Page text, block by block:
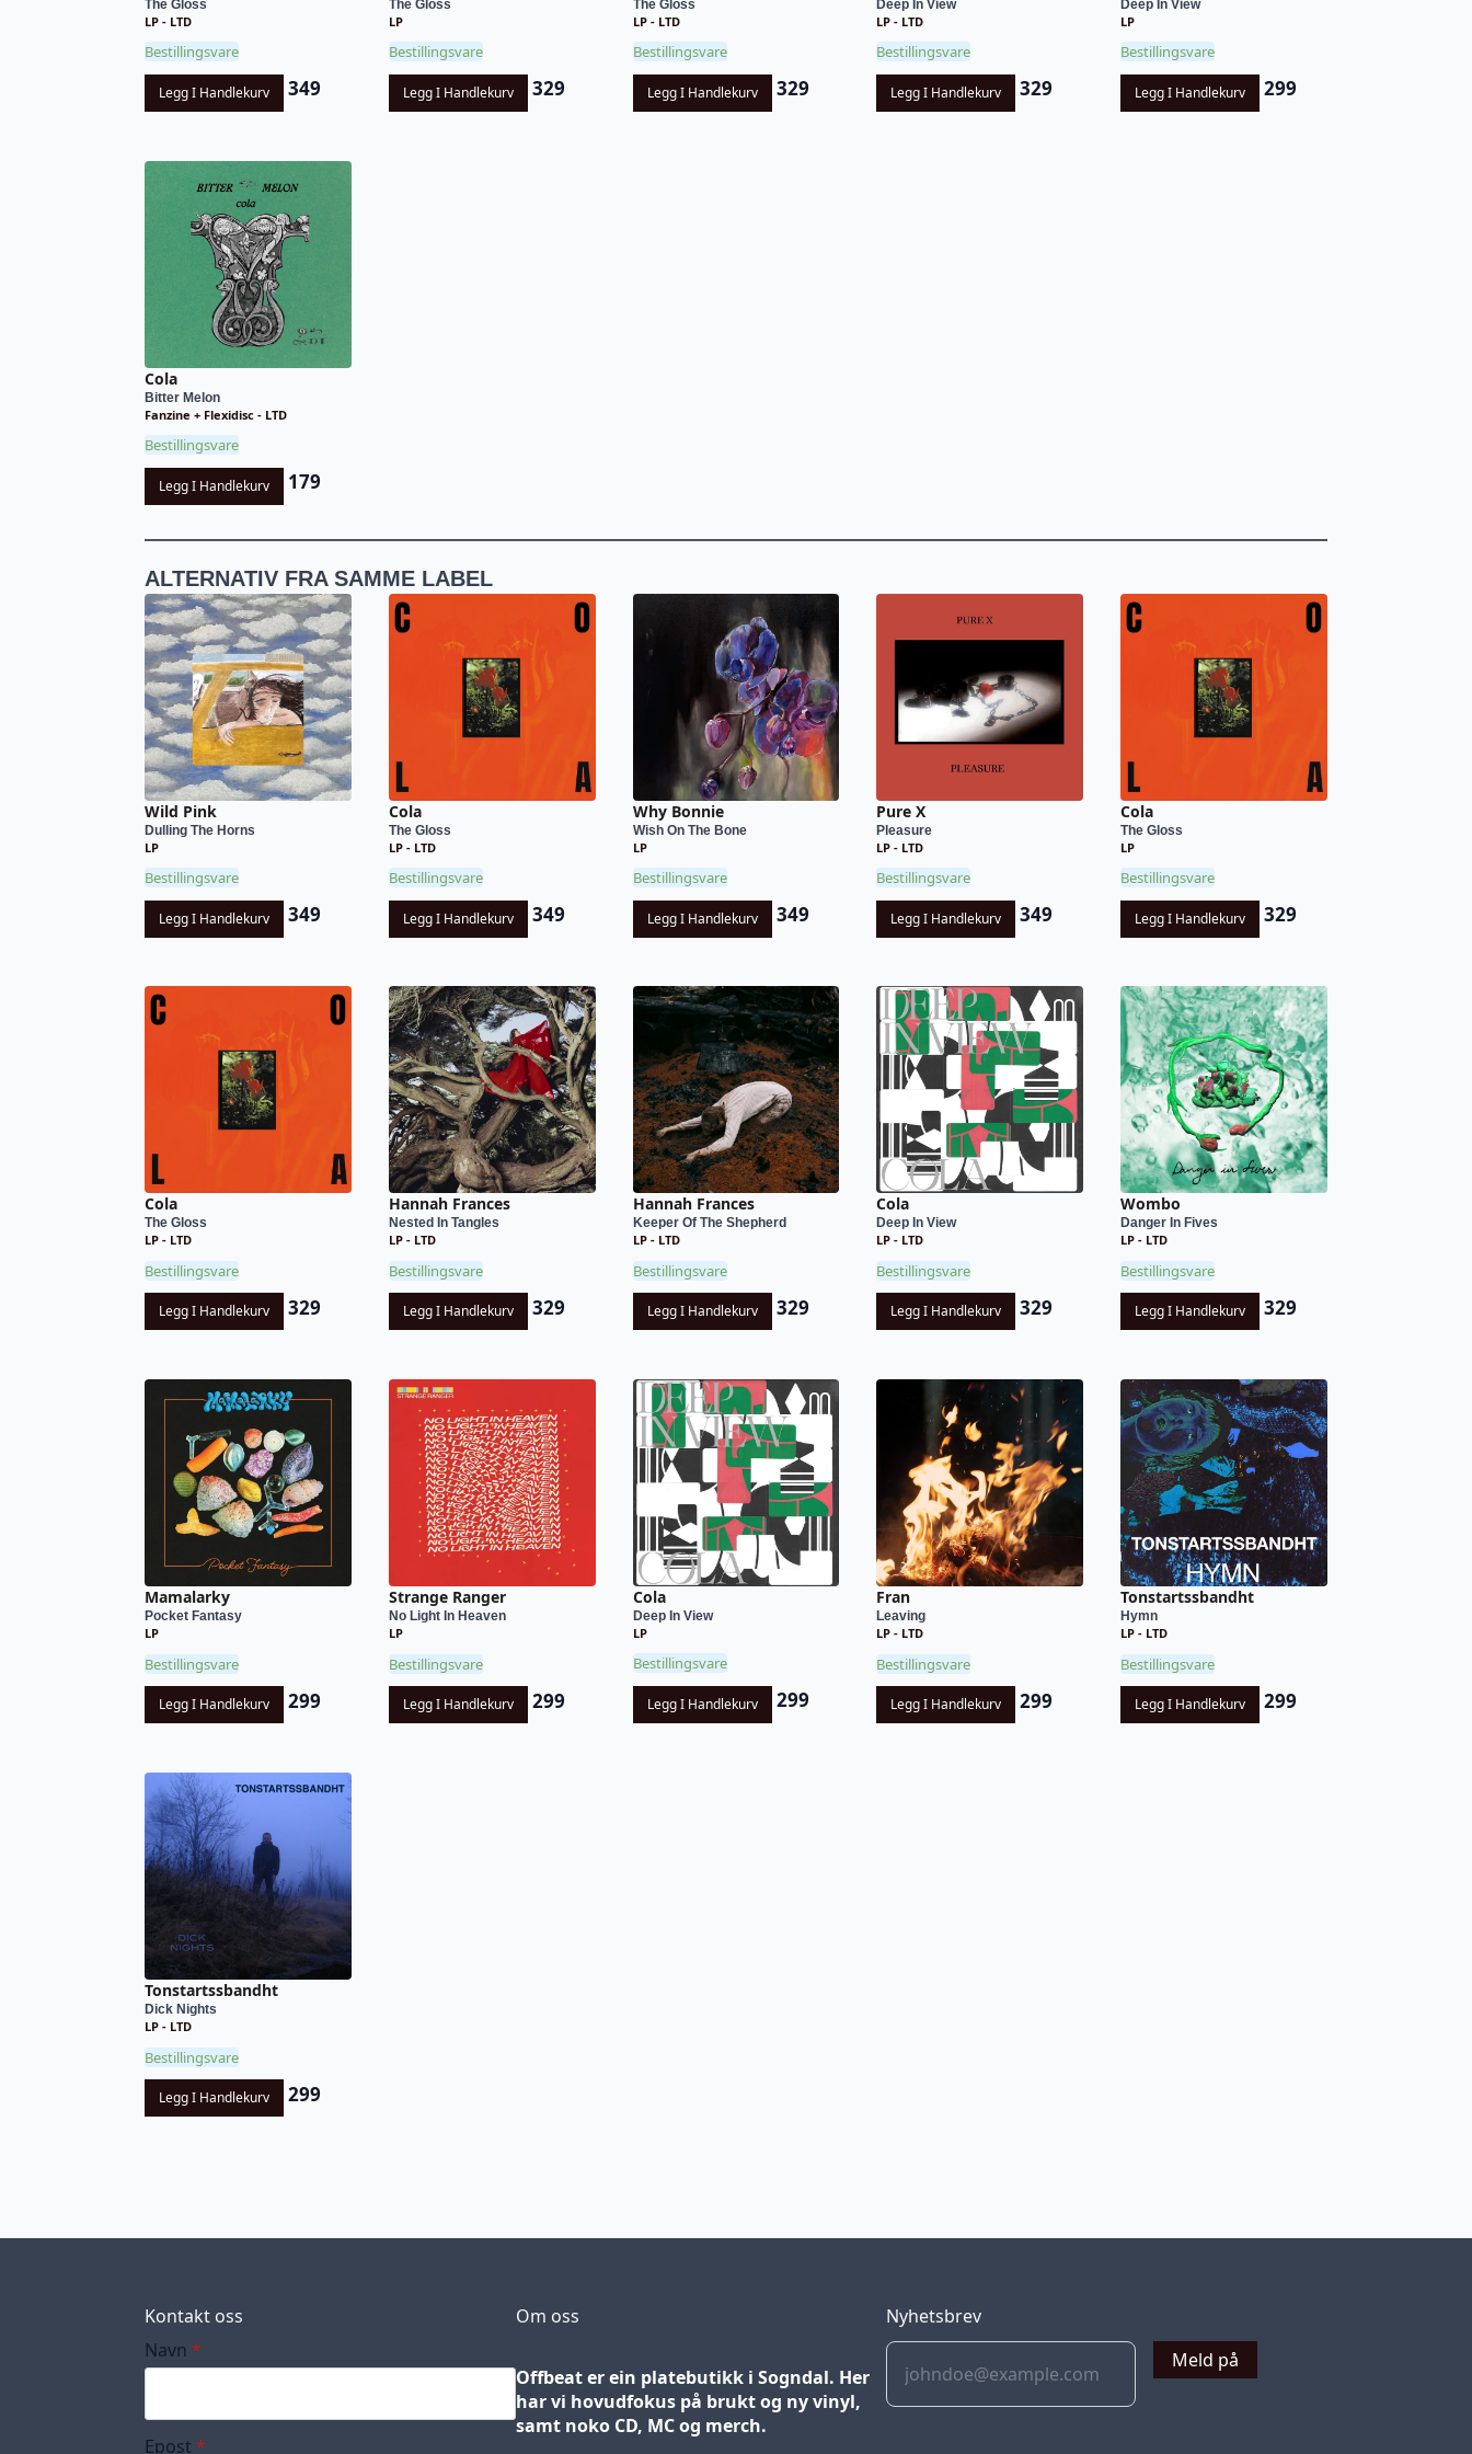
The Gloss
LP - LTD
Bestillingsvare
Legg I Handlekurv 349
The Gloss
LP
Bestillingsvare
Legg I Handlekurv 329
The Gloss
LP - LTD
Bestillingsvare
Legg I Handlekurv 329
Deep In View
LP - LTD
Bestillingsvare
Legg I Handlekurv 329
Deep In View
LP
Bestillingsvare
Legg I Handlekurv 299
Cola
Bitter Melon
Fanzine + Flexidisc - LTD
Bestillingsvare
Legg I Handlekurv 179
ALTERNATIV FRA SAMME LABEL
Wild Pink
Dulling The Horns
LP
Bestillingsvare
Legg I Handlekurv 349
Cola
The Gloss
LP - LTD
Bestillingsvare
Legg I Handlekurv 349
Why Bonnie
Wish On The Bone
LP
Bestillingsvare
Legg I Handlekurv 349
Pure X
Pleasure
LP - LTD
Bestillingsvare
Legg I Handlekurv 349
Cola
The Gloss
LP
Bestillingsvare
Legg I Handlekurv 329
Cola
The Gloss
LP - LTD
Bestillingsvare
Legg I Handlekurv 329
Hannah Frances
Nested In Tangles
LP - LTD
Bestillingsvare
Legg I Handlekurv 329
Hannah Frances
Keeper Of The Shepherd
LP - LTD
Bestillingsvare
Legg I Handlekurv 329
Cola
Deep In View
LP - LTD
Bestillingsvare
Legg I Handlekurv 329
Wombo
Danger In Fives
LP - LTD
Bestillingsvare
Legg I Handlekurv 329
Mamalarky
Pocket Fantasy
LP
Bestillingsvare
Legg I Handlekurv 299
Strange Ranger
No Light In Heaven
LP
Bestillingsvare
Legg I Handlekurv 299
Cola
Deep In View
LP
Bestillingsvare
Legg I Handlekurv 299
Fran
Leaving
LP - LTD
Bestillingsvare
Legg I Handlekurv 299
Tonstartssbandht
Hymn
LP - LTD
Bestillingsvare
Legg I Handlekurv 299
Tonstartssbandht
Dick Nights
LP - LTD
Bestillingsvare
Legg I Handlekurv 299
Kontakt oss
Navn *
Epost *
Om oss
Offbeat er ein platebutikk i Sogndal. Her
har vi hovudfokus på brukt og ny vinyl,
samt noko CD, MC og merch.
Nyhetsbrev
Meld på